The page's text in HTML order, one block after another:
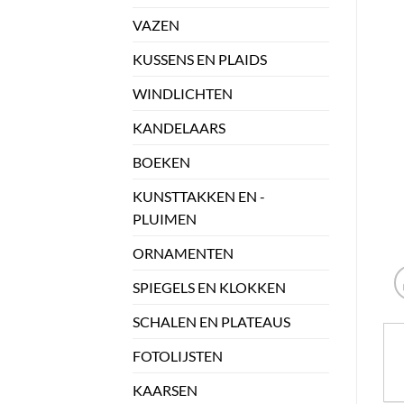
VAZEN
KUSSENS EN PLAIDS
WINDLICHTEN
KANDELAARS
BOEKEN
KUNSTTAKKEN EN -
PLUIMEN
ORNAMENTEN
SPIEGELS EN KLOKKEN
SCHALEN EN PLATEAUS
FOTOLIJSTEN
KAARSEN